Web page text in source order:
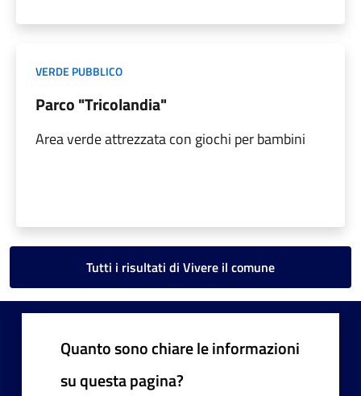
VERDE PUBBLICO
Parco "Tricolandia"
Area verde attrezzata con giochi per bambini
Tutti i risultati di Vivere il comune
Quanto sono chiare le informazioni
su questa pagina?